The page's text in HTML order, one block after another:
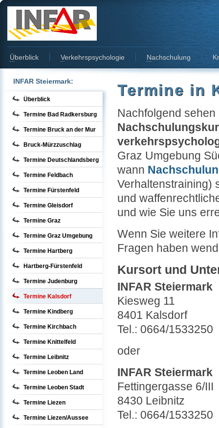
Überblick Verkehrspsychologie Nachschulung
INFAR Steiermark:
Überblick
Termine Bad Radkersburg
Termine Bruck an der Mur
Bruck-Mürzzuschlag
Termine Deutschlandsberg
Termine Feldbach
Termine Fürstenfeld
Termine Gleisdorf
Termine Graz
Termine Graz Umgebung
Termine Hartberg
Hartberg-Fürstenfeld
Termine Judenburg
Termine Kalsdorf
Termine Kindberg
Termine Kirchbach
Termine Knittelfeld
Termine Leibnitz
Termine Leoben Land
Termine Leoben Stadt
Termine Liezen
Termine Liezen/Aussee
Termine in
Nachfolgend
Graz Umgebung
wann
Verhaltenstraining)
und
und wie Sie uns
Wenn Sie weitere
Fragen haben
Kursort und
INFAR Steiermark
Kiesweg 11
8401 Kalsdorf
Tel.: 0664/1533250
oder
INFAR Steiermark
Fettingergasse 6/III
8430 Leibnitz
Tel.: 0664/1533250